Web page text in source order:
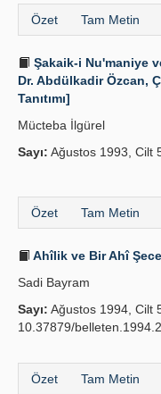
Özet Tam Metin
Şakaik-i Nu'maniye
Dr. Abdülkadir Özcan,
Tanıtımı]
Mücteba İlgürel
Sayı: Ağustos 1993, Cilt
Özet Tam Metin
Ahîlik ve Bir Ahî
Sadi Bayram
Sayı: Ağustos 1994, Cilt
10.37879/
Özet Tam Metin